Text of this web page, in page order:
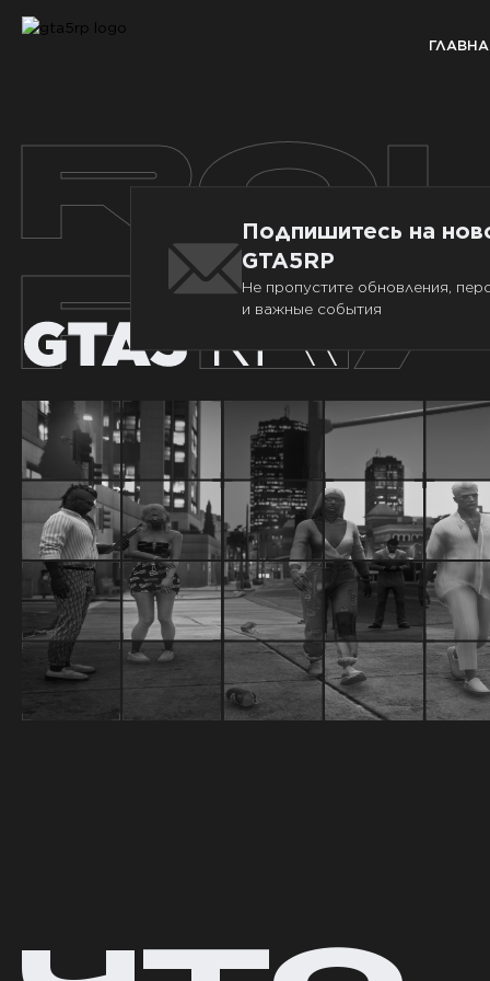
\\
Подпишитесь на
GTA5RP
Не пропустите обновления,
и важные события